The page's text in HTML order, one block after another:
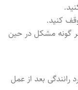
کنید.
هر گونه مشکل در حین
رانندگی بعد از عمل